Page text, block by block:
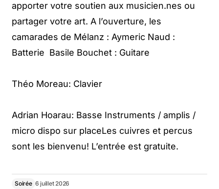
apporter votre soutien aux musicien.nes ou
partager votre art. A l’ouverture, les
camarades de Mélanz : Aymeric Naud :
Batterie Basile Bouchet : Guitare
Théo Moreau: Clavier
Adrian Hoarau: Basse Instruments / amplis /
micro dispo sur placeLes cuivres et percus
sont les bienvenu! L’entrée est gratuite.
Soirée 6 juillet 2026